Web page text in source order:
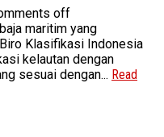
off
maritim yang
Klasifikasi Indonesia
kelautan dengan
sesuai dengan... Read